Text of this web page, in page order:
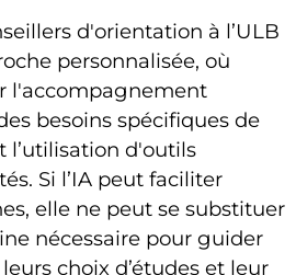
d'orientation à l’ULB
personnalisée, où
l'accompagnement
besoins spécifiques de
d'outils
Si l’IA peut faciliter
elle ne peut se substituer
nécessaire pour guider
choix d’études et leur